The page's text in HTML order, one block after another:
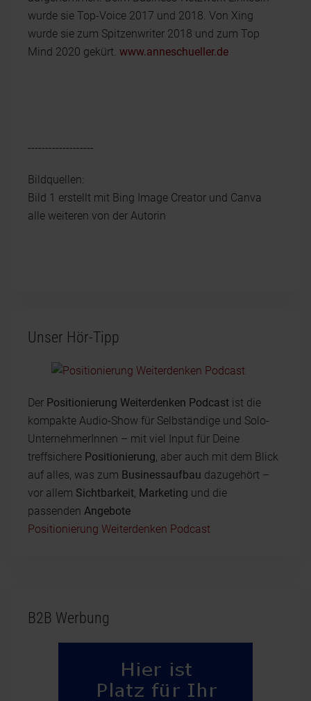
wurde sie Top-Voice 2017 und 2018. Von Xing
wurde sie zum Spitzenwriter 2018 und zum Top
Mind 2020 gekürt. www.anneschueller.de
-------------------
Bildquellen:
Bild 1 erstellt mit Bing Image Creator und Canva
alle weiteren von der Autorin
Unser Hör-Tipp
Der Positionierung Weiterdenken Podcast ist die
kompakte Audio-Show für Selbständige und Solo-
UnternehmerInnen – mit viel Input für Deine
treffsichere Positionierung , aber auch mit dem Blick
auf alles, was zum Businessaufbau dazugehört –
vor allem Sichtbarkeit Marketing und die
passenden Angebote
Positionierung Weiterdenken Podcast
B2B Werbung